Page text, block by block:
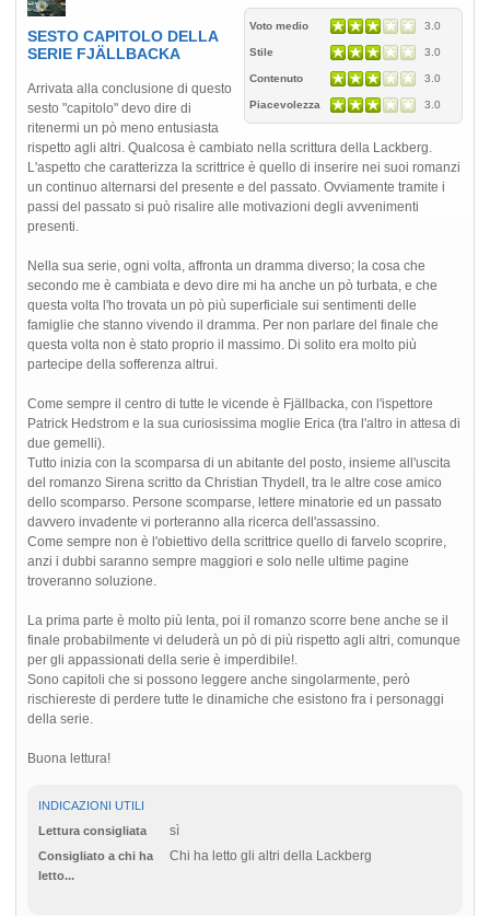
Voto medio 3.0
Stile 3.0
Contenuto 3.0
Piacevolezza 3.0
SESTO CAPITOLO DELLA
SERIE FJÄLLBACKA
Arrivata alla conclusione di questo
sesto "capitolo" devo dire di
ritenermi un pò meno entusiasta
rispetto agli altri. Qualcosa è cambiato nella scrittura della Lackberg.
L'aspetto che caratterizza la scrittrice è quello di inserire nei suoi romanzi
un continuo alternarsi del presente e del passato. Ovviamente tramite i
passi del passato si può risalire alle motivazioni degli avvenimenti
presenti.
Nella sua serie, ogni volta, affronta un dramma diverso; la cosa che
secondo me è cambiata e devo dire mi ha anche un pò turbata, e che
questa volta l'ho trovata un pò più superficiale sui sentimenti delle
famiglie che stanno vivendo il dramma. Per non parlare del finale che
questa volta non è stato proprio il massimo. Di solito era molto più
partecipe della sofferenza altrui.
Come sempre il centro di tutte le vicende è Fjällbacka, con l'ispettore
Patrick Hedstrom e la sua curiosissima moglie Erica (tra l'altro in attesa di
due gemelli).
Tutto inizia con la scomparsa di un abitante del posto, insieme all'uscita
del romanzo Sirena scritto da Christian Thydell, tra le altre cose amico
dello scomparso. Persone scomparse, lettere minatorie ed un passato
davvero invadente vi porteranno alla ricerca dell'assassino.
Come sempre non è l'obiettivo della scrittrice quello di farvelo scoprire,
anzi i dubbi saranno sempre maggiori e solo nelle ultime pagine
troveranno soluzione.
La prima parte è molto più lenta, poi il romanzo scorre bene anche se il
finale probabilmente vi deluderà un pò di più rispetto agli altri, comunque
per gli appassionati della serie è imperdibile!.
Sono capitoli che si possono leggere anche singolarmente, però
rischiereste di perdere tutte le dinamiche che esistono fra i personaggi
della serie.
Buona lettura!
INDICAZIONI UTILI
Lettura consigliata
sì
Consigliato a chi ha
letto...
Chi ha letto gli altri della Lackberg